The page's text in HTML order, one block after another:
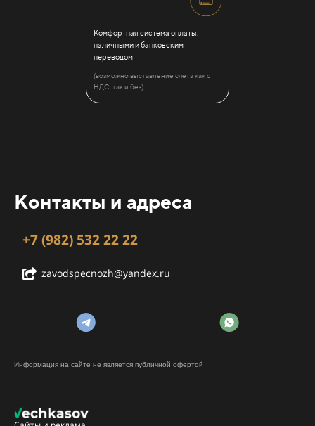
Комфортная система оплаты:
наличными и банковским
переводом
(возможно выставление счета как с
НДС, так и без)
Контакты и адреса
+7 (982) 532 22 22
zavodspecnozh@yandex.ru
Информация на сайте не является публичной офертой